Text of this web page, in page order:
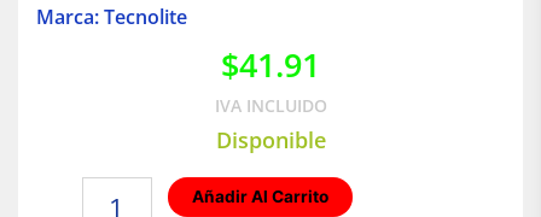
Marca: Tecnolite
$41.91
IVA INCLUIDO
Disponible
Añadir Al Carrito